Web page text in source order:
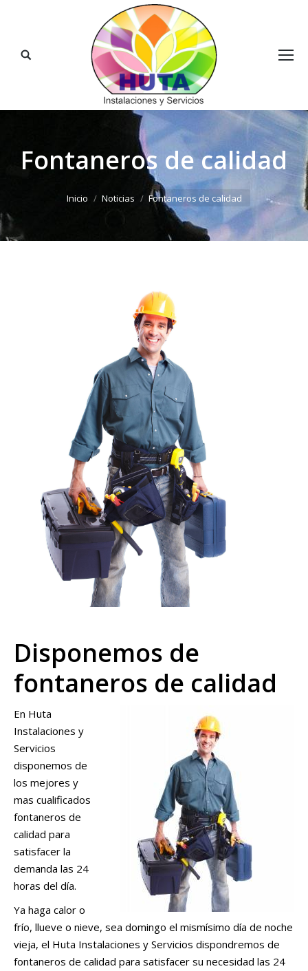
Buscar:
Fontaneros de calidad
Inicio Noticias Fontaneros de calidad
Disponemos de
fontaneros de calidad
En Huta
Instalaciones y
Servicios
disponemos de
los mejores y
mas cualificados
fontaneros de
calidad para
satisfacer la
demanda las 24
horas del día.
Ya haga calor o
frío, llueve o nieve, sea domingo el mismísimo día de noche
vieja, el Huta Instalaciones y Servicios dispondremos de
fontaneros de calidad para satisfacer su necesidad las 24